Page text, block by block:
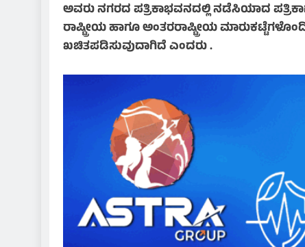
ಅವರು ನಗರದ ಪತ್ರಿಕಾಭವನದಲ್ಲಿ ನಡೆಸಿಯಾದ
ರಾಷ್ಟ್ರೀಯ ಹಾಗೂ ಅಂತರರಾಷ್ಟ್ರೀಯ
ಖಚಿತಪಡಿಸುವುದಾಗಿದೆ ಎಂದರು .